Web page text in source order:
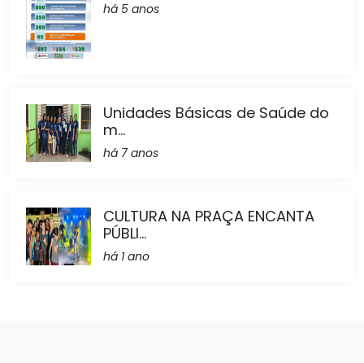
há 5 anos
Unidades Básicas de Saúde do
m...
há 7 anos
CULTURA NA PRAÇA ENCANTA
PÚBLI...
há 1 ano